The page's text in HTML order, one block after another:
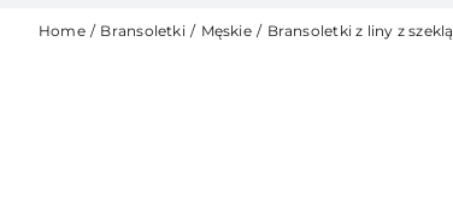
Home Bransoletki Męskie Bransoletki z liny z szeklą